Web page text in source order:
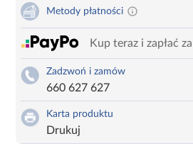
Metody płatności
Kup teraz i zapłać
Zadzwoń i zamów
660 627 627
Karta produktu
Drukuj